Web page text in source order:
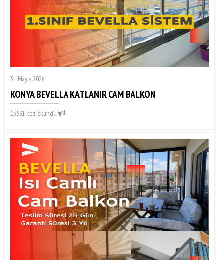
31 Mayıs 2026
KONYA BEVELLA KATLANIR CAM BALKON
13591 kez okundu